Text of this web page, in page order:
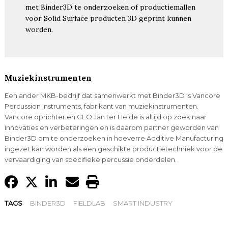
met Binder3D te onderzoeken of productiemallen
voor Solid Surface producten 3D geprint kunnen
worden.
Muziekinstrumenten
Een ander MKB-bedrijf dat samenwerkt met Binder3D is Vancore
Percussion Instruments, fabrikant van muziekinstrumenten.
Vancore oprichter en CEO Jan ter Heide is altijd op zoek naar
innovaties en verbeteringen en is daarom partner geworden van
Binder3D om te onderzoeken in hoeverre Additive Manufacturing
ingezet kan worden als een geschikte productietechniek voor de
vervaardiging van specifieke percussie onderdelen.
TAGS BINDER3D FIELDLAB SMART INDUSTRY